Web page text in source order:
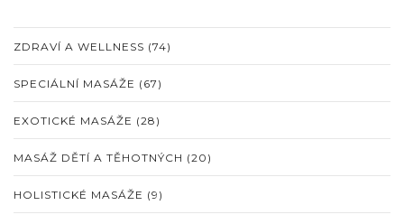
ZDRAVÍ A WELLNESS (74)
SPECIÁLNÍ MASÁŽE (67)
EXOTICKÉ MASÁŽE (28)
MASÁŽ DĚTÍ A TĚHOTNÝCH (20)
HOLISTICKÉ MASÁŽE (9)